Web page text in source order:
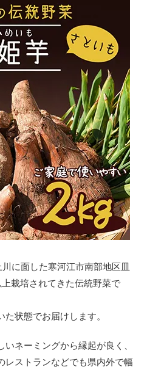
に面した寒河江市南部地区皿
栽培されてきた伝統野菜で
状態でお届けします。
ネーミングから縁起が良く、
レストランなどでも県内外で幅